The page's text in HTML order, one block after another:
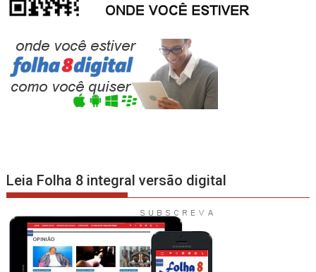
Leia Folha 8 integral versão digital